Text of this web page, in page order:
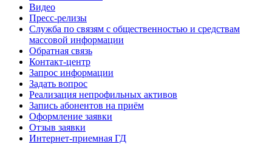
Видео
Пресс-релизы
Служба по связям с общественностью и средствам
массовой информации
Обратная связь
Контакт-центр
Запрос информации
Задать вопрос
Реализация непрофильных активов
Запись абонентов на приём
Оформление заявки
Отзыв заявки
Интернет-приемная ГД